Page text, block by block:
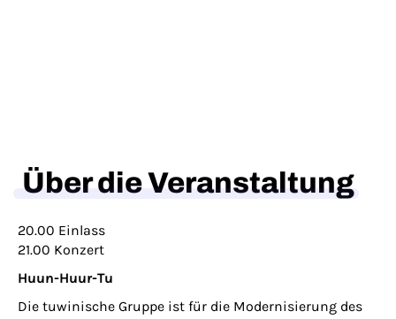
Über die Veranstaltung
20.00 Einlass
21.00 Konzert
Huun-Huur-Tu
Die tuwinische Gruppe ist für die Modernisierung des